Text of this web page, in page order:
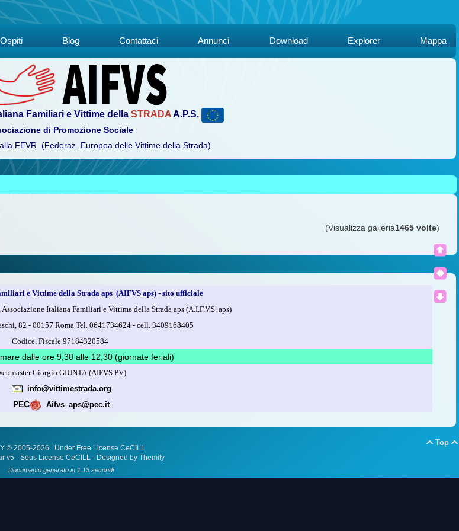
Ospiti Blog Contattaci Annunci Download Explorer Mappa
Familiari e Vittime della STRADAA.P.S.
di Promozione Sociale
FEVR (Federaz. Europea delle Vittime della Strada)
(Visualizza galleria1465 volte)
e Vittime della Strada aps (AIFVS aps) - sito ufficiale
Italiana Familiari e Vittime della Strada aps (A.I.F.V.S. aps)
82 - 00157 Roma Tel. 0641734624 - cell. 3409168405
Codice. Fiscale 97184320584
dalle ore 9,30 alle 12,30 (giornate feriali)
Giorgio GIUNTA (AIFVS PV)
info@vittimestrada.org
PEC Aifvs_aps@pec.it
Top 
© 2005-2026
Under Free License CeCILL
v5 - Sous License CeCILL - Designed by Themify
Documento generato in 1.13 secondi